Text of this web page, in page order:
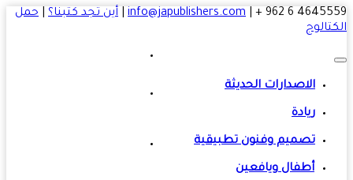
4645559 6
|
info@japublishers.com
|أين تجد كتبنا؟|حمل
الاصدارات الحديثة
ريادة
تصميم وفنون تطبيقية
أطفال ويافعين